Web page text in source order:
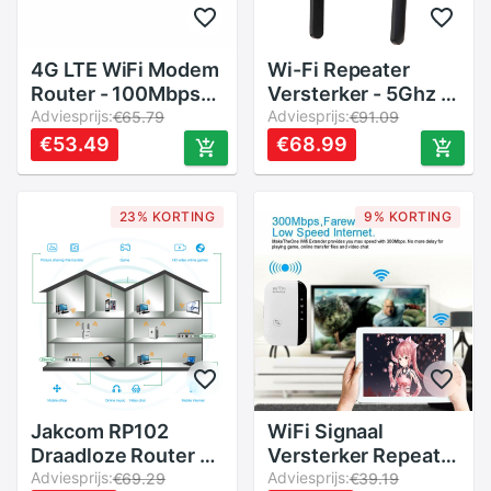
4G LTE WiFi Modem
Router - 100Mbps
USB Mobiele
Hotspot - Draadloze
Pocket WiFi
Adviesprijs:€65.79
€53.49
Wi-Fi Repeater
Versterker - 5Ghz &
2.4Ghz Draadloze
Signaalbooster -
Lange Afstand Wi-Fi
Adviesprijs:€91.09
€68.99
23% KORTING
Jakcom RP102
Draadloze Router -
300Mbps Wi-Fi -
Adviesprijs:€69.29
9% KORTING
WiFi Signaal
Versterker Repeater
- 300Mbps
Adviesprijs:€39.19